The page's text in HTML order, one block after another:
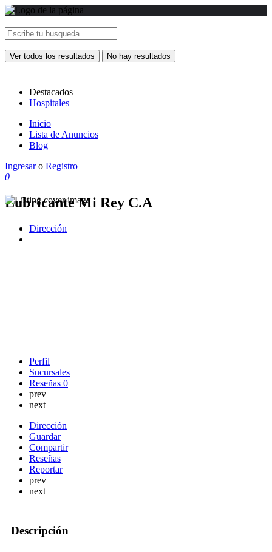
Ver todos los resultados No hay resultados
Destacados
Hospitales
Inicio
Lista de Anuncios
Blog
Ingresaro Registro
0
Lubricante Mi Rey C.A
Dirección
Perfil
Sucursales
Reseñas 0
prev
next
Dirección
Guardar
Compartir
Reseñas
Reportar
prev
next
Descripción